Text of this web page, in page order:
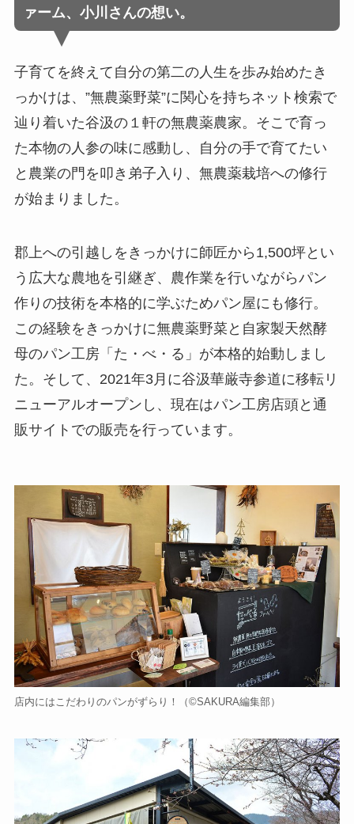
ァーム、小川さんの想い。
子育てを終えて自分の第二の人生を歩み始めたき
っかけは、”無農薬野菜”に関心を持ちネット検索で
辿り着いた谷汲の１軒の無農薬農家。そこで育っ
た本物の人参の味に感動し、自分の手で育てたい
と農業の門を叩き弟子入り、無農薬栽培への修行
が始まりました。
郡上への引越しをきっかけに師匠から1,500坪とい
う広大な農地を引継ぎ、農作業を行いながらパン
作りの技術を本格的に学ぶためパン屋にも修行。
この経験をきっかけに無農薬野菜と自家製天然酵
母のパン工房「た・べ・る」が本格的始動しまし
た。そして、2021年3月に谷汲華厳寺参道に移転リ
ニューアルオープンし、現在はパン工房店頭と通
販サイトでの販売を行っています。
店内にはこだわりのパンがずらり！（©️SAKURA編集部）